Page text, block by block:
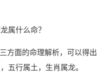
属什么命？
方面的命理解析，可以得出
五行属土，生肖属龙。